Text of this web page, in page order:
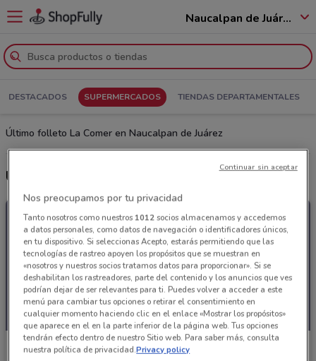
Naucalpan de Juárez - 53560
DESTACADOS SUPERMERCADOS TIENDAS DEPARTAMENTALES
Último folleto La Comer en Naucalpan de Juárez
Últimas ofertas La Comer
La Comer
Nos preocupamos por tu privacidad
Tanto nosotros como nuestros 1012socios almacenamos y accedemos
a datos personales, como datos de navegación o identificadores únicos,
en tu dispositivo. Si seleccionas Acepto, estarás permitiendo que las
tecnologías de rastreo apoyen los propósitos que se muestran en
«nosotros y nuestros socios tratamos datos para proporcionar». Si se
deshabilitan los rastreadores, parte del contenido y los anuncios que ves
podrían dejar de ser relevantes para ti. Puedes volver a acceder a este
menú para cambiar tus opciones o retirar el consentimiento en
cualquier momento haciendo clic en el enlace «Mostrar los propósitos»
que aparece en el en la parte inferior de la página web. Tus opciones
tendrán efecto dentro de nuestro Sitio web. Para saber más, consulta
nuestra política de privacidad.Privacy policy
Continuar sin aceptar